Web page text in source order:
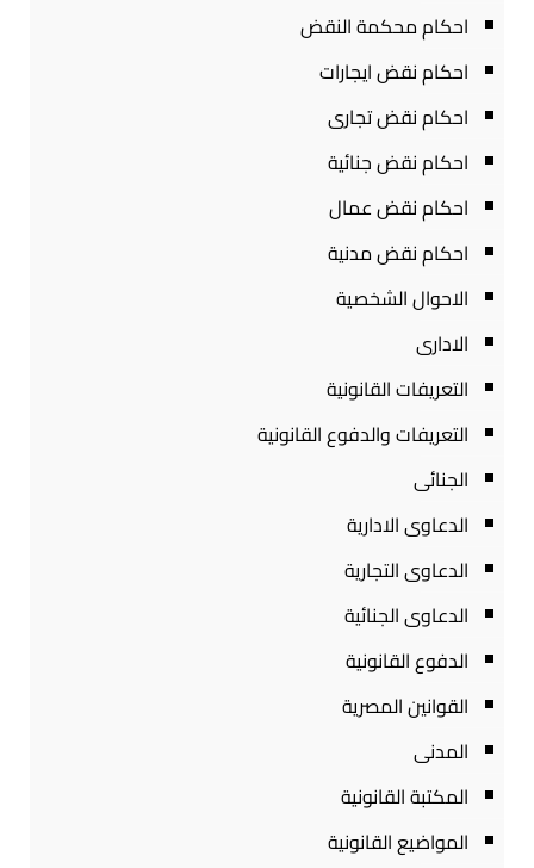
احكام محكمة النقض
احكام نقض ايجارات
احكام نقض تجارى
احكام نقض جنائية
احكام نقض عمال
احكام نقض مدنية
الاحوال الشخصية
الادارى
التعريفات القانونية
التعريفات والدفوع القانونية
الجنائى
الدعاوى الادارية
الدعاوى التجارية
الدعاوى الجنائية
الدفوع القانونية
القوانين المصرية
المدنى
المكتبة القانونية
المواضيع القانونية